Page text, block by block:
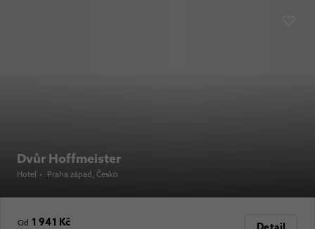
Dvůr Hoffmeister
Hotel • Praha západ , Česko
Od 1 941 Kč